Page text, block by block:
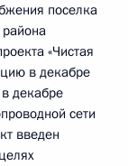
поселка
«Чистая
в декабре
декабре
сети
введен